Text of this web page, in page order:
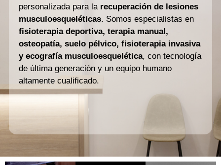
personalizada para la recuperación de lesiones
musculoesqueléticas. Somos especialistas en
fisioterapia deportiva, terapia manual,
osteopatía, suelo pélvico, fisioterapia invasiva
y ecografía musculoesquelética, con tecnología
de última generación y un equipo humano
altamente cualificado.